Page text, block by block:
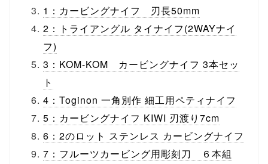
1：カービングナイフ 刃長50mm
2：トライアングル タイナイフ(2WAYナイ
フ)
3：KOM-KOM カービングナイフ 3本セッ
ト
4：Toginon 一角別作 細工用ペティナイフ
5：カービングナイフ KIWI 刃渡り7cm
6：2のロット ステンレス カービングナイフ
7：フルーツカービング用彫刻刀 ６本組